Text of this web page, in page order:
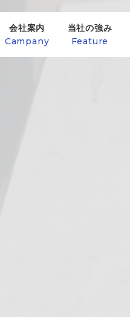
会社案内
Campany
当社の強み
Feature